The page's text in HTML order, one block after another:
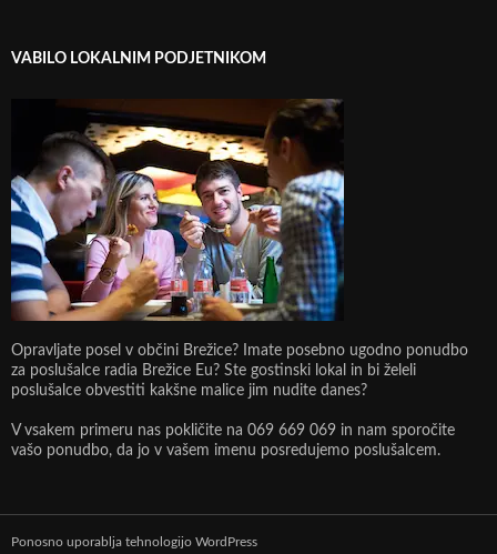
VABILO LOKALNIM PODJETNIKOM
Opravljate posel v občini Brežice? Imate posebno ugodno ponudbo
za poslušalce radia Brežice Eu? Ste gostinski lokal in bi želeli
poslušalce obvestiti kakšne malice jim nudite danes?
V vsakem primeru nas pokličite na 069 669 069 in nam sporočite
vašo ponudbo, da jo v vašem imenu posredujemo poslušalcem.
Ponosno uporablja tehnologijo WordPress